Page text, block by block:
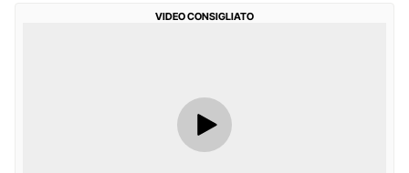
VIDEO CONSIGLIATO